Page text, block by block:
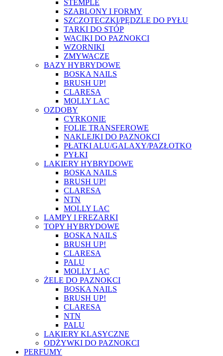
STEMPLE
SZABLONY I FORMY
SZCZOTECZKI/PĘDZLE DO PYŁU
TARKI DO STÓP
WACIKI DO PAZNOKCI
WZORNIKI
ZMYWACZE
BAZY HYBRYDOWE
BOSKA NAILS
BRUSH UP!
CLARESA
MOLLY LAC
OZDOBY
CYRKONIE
FOLIE TRANSFEROWE
NAKLEJKI DO PAZNOKCI
PŁATKI ALU/GALAXY/PAZŁOTKO
PYŁKI
LAKIERY HYBRYDOWE
BOSKA NAILS
BRUSH UP!
CLARESA
NTN
MOLLY LAC
LAMPY I FREZARKI
TOPY HYBRYDOWE
BOSKA NAILS
BRUSH UP!
CLARESA
PALU
MOLLY LAC
ŻELE DO PAZNOKCI
BOSKA NAILS
BRUSH UP!
CLARESA
NTN
PALU
LAKIERY KLASYCZNE
ODŻYWKI DO PAZNOKCI
PERFUMY